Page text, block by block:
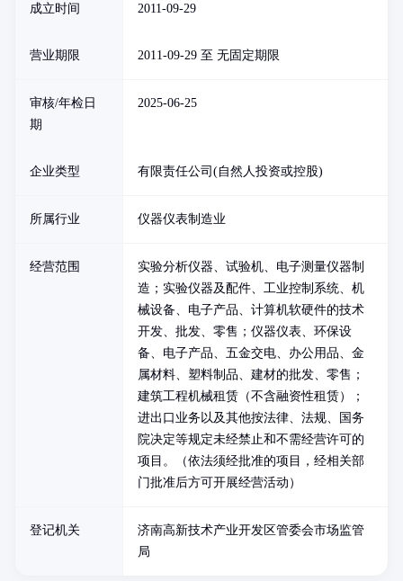
成立时间 2011-09-29
营业期限 2011-09-29 至 无固定期限
审核/年检日
期
2025-06-25
企业类型 有限责任公司(自然人投资或控股)
所属行业 仪器仪表制造业
经营范围
实验分析仪器、试验机、电子测量仪器制
造；实验仪器及配件、工业控制系统、机
械设备、电子产品、计算机软硬件的技术
开发、批发、零售；仪器仪表、环保设
备、电子产品、五金交电、办公用品、金
属材料、塑料制品、建材的批发、零售；
建筑工程机械租赁（不含融资性租赁）；
进出口业务以及其他按法律、法规、国务
院决定等规定未经禁止和不需经营许可的
项目。（依法须经批准的项目，经相关部
门批准后方可开展经营活动）
登记机关
济南高新技术产业开发区管委会市场监管
局